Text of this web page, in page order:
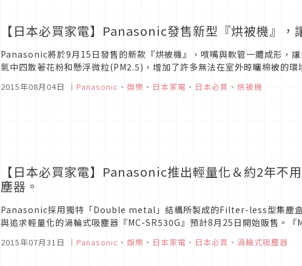
【日本必買家電】Panasonic發售新型『烘被機』，
Panasonic將於9月15日發售的新款『烘被機』，噴嘴與軟管一體成形，
氣中四散著花粉和懸浮微粒(PM2.5)，增加了許多無法在室外晾曬棉被的
2015年08月04日 ｜ Panasonic 、 娛樂 、 日本家電 、 日本必買 、 烘被機
【日本必買家電】Panasonic推出輕量化＆約2年不
塵器。
Panasonic採用獨特「Double metal」結構所製成的Filter-less型集塵盒
與追求輕量化的渦輪式吸塵器『MC-SR530G』預計8月25日開始販售。
2015年07月31日 ｜ Panasonic 、 娛樂 、 日本家電 、 日本必買 、 渦輪式吸塵器